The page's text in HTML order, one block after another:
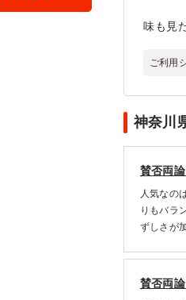
味も見
ご利用
神奈川
賛否両
人気なの
りもバラ
ずしさが
いもレモ
賛否両